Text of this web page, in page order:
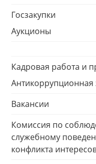
Госзакупки
Аукционы
Кадровая работа и
Антикоррупционная
Вакансии
Комиссия по
служебному
конфликта